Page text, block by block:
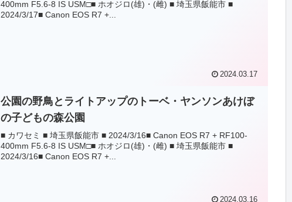
400mm F5.6-8 IS USM□■ ホオジロ(雄)・(雌) ■ 埼玉県飯能市 ■
2024/3/17■ Canon EOS R7 +...
2024.03.17
公園の野鳥とライトアップのトーベ・ヤンソンあけぼ
の子どもの森公園
■ カワセミ ■ 埼玉県飯能市 ■ 2024/3/16■ Canon EOS R7 + RF100-
400mm F5.6-8 IS USM□■ ホオジロ(雄)・(雌) ■ 埼玉県飯能市 ■
2024/3/16■ Canon EOS R7 +...
2024.03.16